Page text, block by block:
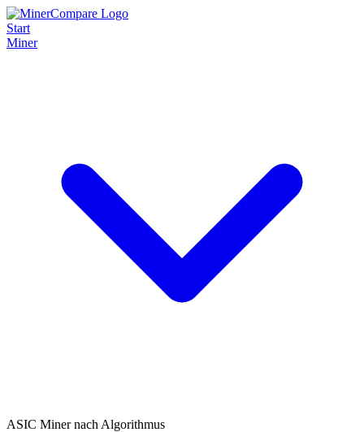
Start
Miner
ASIC Miner nach Algorithmus